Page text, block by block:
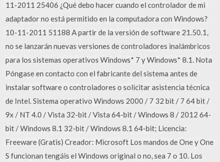
11-2011 25406 ¿Qué debo hacer cuando el controlador de mi
adaptador no está permitido en la computadora con Windows?
10-11-2011 51188 A partir de la versión de software 21.50.1,
no se lanzarán nuevas versiones de controladores inalámbricos
para los sistemas operativos Windows* 7 y Windows* 8.1. Nota
Póngase en contacto con el fabricante del sistema antes de
instalar software o controladores o solicitar asistencia técnica
de Intel. Sistema operativo Windows 2000 / 7 32 bit / 7 64 bit /
9x / NT 4.0 / Vista 32-bit / Vista 64-bit / Windows 8 / 2012 64-
bit / Windows 8.1 32-bit / Windows 8.1 64-bit; Licencia:
Freeware (Gratis) Creador: Microsoft Los mandos de One y One
S funcionan tengáis el Windows original o no, sea 7 o 10. Los